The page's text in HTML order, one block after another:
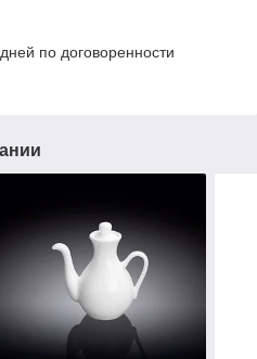
по договоренности